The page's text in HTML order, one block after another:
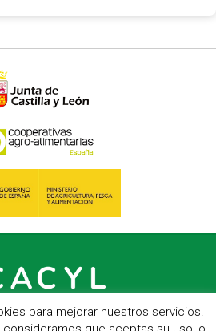
para mejorar nuestros servicios.